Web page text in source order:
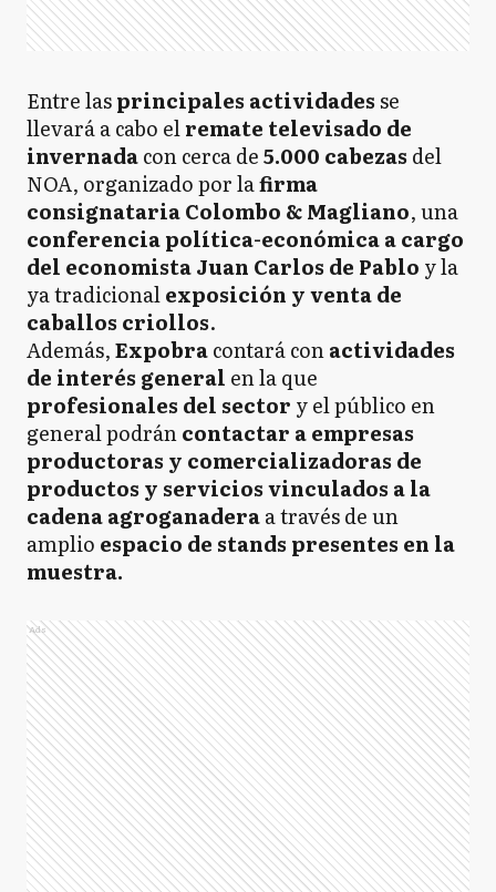
Entre lasprincipales actividadesse
llevará a cabo elremate televisado de
invernadacon cerca de5.000 cabezas del
NOA, organizado por lafirma
consignataria Colombo & Magliano, una
conferencia política-económica a cargo
del economista Juan Carlos de Pablo y la
ya tradicionalexposición y venta de
caballos criollos.
Además,Expobracontará conactividades
de interés general en la que
profesionales del sector y el público en
general podráncontactar a empresas
productoras y comercializadoras de
productos y servicios vinculados a la
cadena agroganaderaa través de un
amplio espacio de stands presentes en la
muestra.
Ads